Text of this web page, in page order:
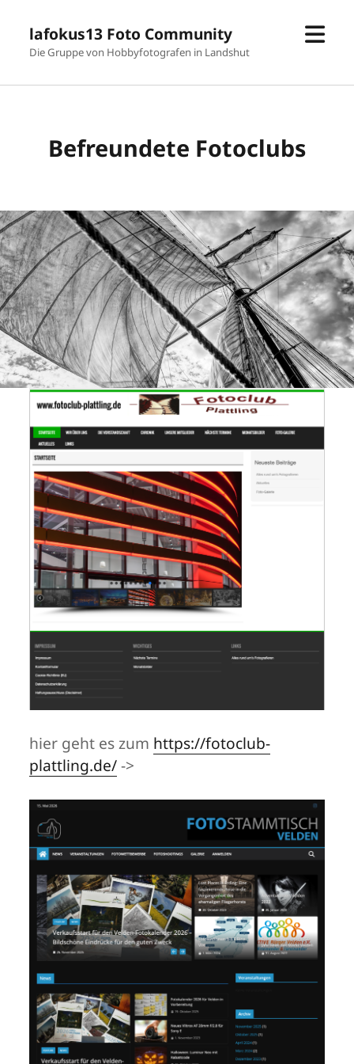
lafokus13 Foto Community
Die Gruppe von Hobbyfotografen in Landshut
Befreundete Fotoclubs
hier geht es zum https://fotoclub-
plattling.de/->